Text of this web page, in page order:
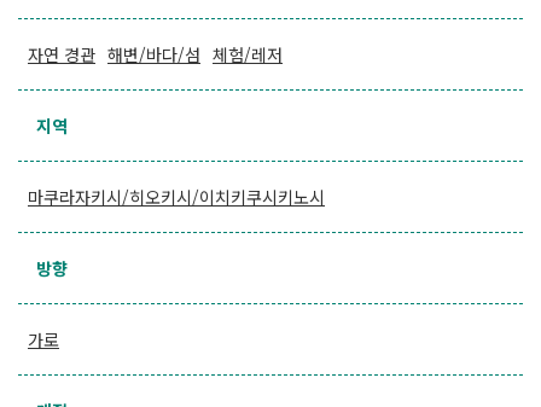
자연 경관 해변/바다/섬 체험/레저
지역
마쿠라자키시/히오키시/이치키쿠시키노시
방향
가로